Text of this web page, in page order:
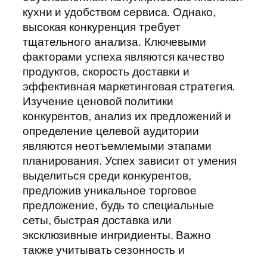
кухни и удобством сервиса. Однако,
высокая конкуренция требует
тщательного анализа. Ключевыми
факторами успеха являются качество
продуктов, скорость доставки и
эффективная маркетинговая стратегия.
Изучение ценовой политики
конкурентов, анализ их предложений и
определение целевой аудитории
являются неотъемлемыми этапами
планирования. Успех зависит от умения
выделиться среди конкурентов,
предложив уникальное торговое
предложение, будь то специальные
сеты, быстрая доставка или
эксклюзивные ингридиенты. Важно
также учитывать сезонность и